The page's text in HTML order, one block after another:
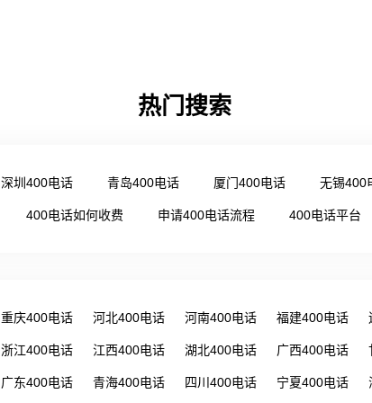
热门搜索
深圳400电话 青岛400电话 厦门400电话 无锡400
400电话如何收费 申请400电话流程 400电话平台
重庆400电话 河北400电话 河南400电话 福建400电话
浙江400电话 江西400电话 湖北400电话 广西400电话
广东400电话 青海400电话 四川400电话 宁夏400电话